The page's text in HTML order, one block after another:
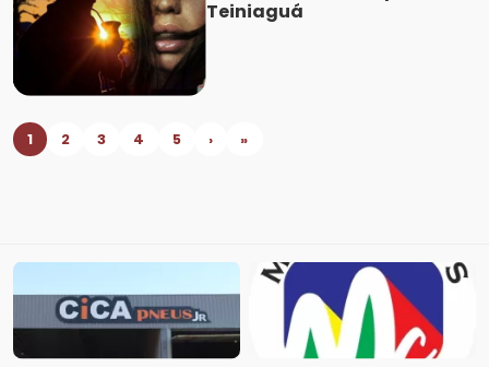
Teiniaguá
1 2 3 4 5 › »